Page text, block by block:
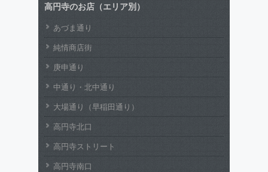
高円寺のお店（エリア別）
あづま通り
純情商店街
庚申通り
中通り・北中通り
大場通り（早稲田通り）
高円寺北口
高円寺ストリート
高円寺南口